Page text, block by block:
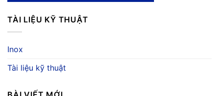
TÀI LIỆU KỸ THUẬT
Inox
Tài liệu kỹ thuật